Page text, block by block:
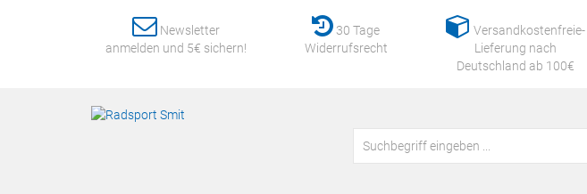
Newsletter
anmelden und 5€ sichern!
30 Tage
Widerrufsrecht
Versandkostenfreie-
Lieferung nach
Deutschland ab 100€